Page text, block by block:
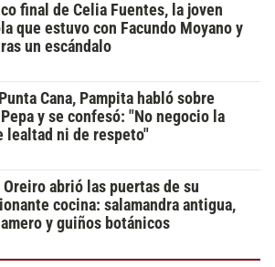
final de Celia Fuentes, la joven
que estuvo con Facundo Moyano y
un escándalo
Cana, Pampita habló sobre
y se confesó: "No negocio la
lealtad ni de respeto"
Oreiro abrió las puertas de su
cocina: salamandra antigua,
y guiños botánicos